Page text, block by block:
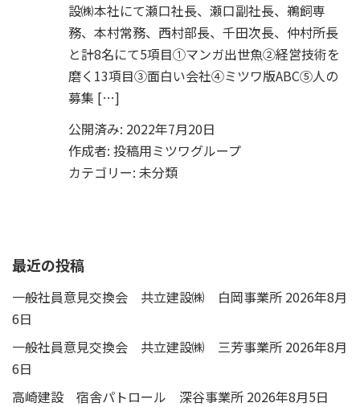
設㈱本社にて瀬口社長、瀬口副社長、鵜飼専
務、本村常務、西村部長、千田次長、仲村所長
と計8名にて5項目①マンガ出世魚②経営技術を
磨く13項目③面白い会社④ミツワ版ABC⑤人の
募集 […]
公開済み: 2022年7月20日
作成者: 投稿用ミツワグループ
カテゴリー: 未分類
最近の投稿
一般社員意見交換会 共立建設㈱ 白岡事業所 2026年8月
6日
一般社員意見交換会 共立建設㈱ 三芳事業所 2026年8月
6日
高崎建設 宿舎パトロール 深谷事業所 2026年8月5日